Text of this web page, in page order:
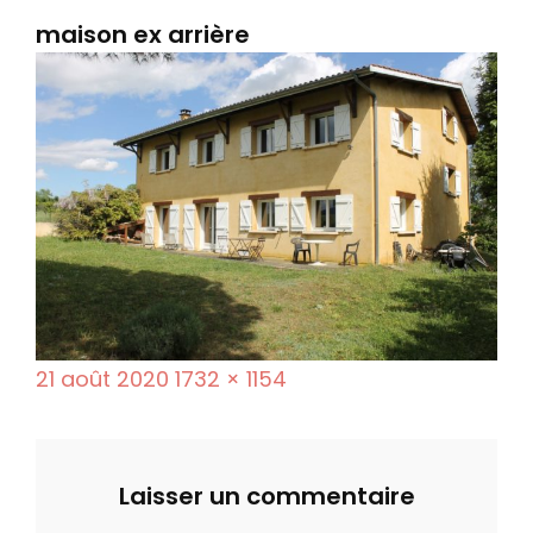
maison ex arrière
P
21 août 2020 F
l
1732 × 1154
Laisser un commentaire